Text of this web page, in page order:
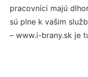
pracovníci majú
sú plne k vašim
– www.i-brany.sk je